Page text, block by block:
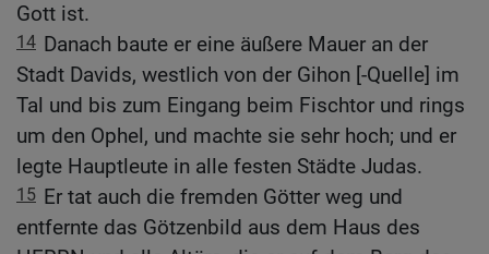
Gott ist.
14 Danach baute er eine äußere Mauer an der
Stadt Davids, westlich von der Gihon [-Quelle] im
Tal und bis zum Eingang beim Fischtor und rings
um den Ophel, und machte sie sehr hoch; und er
legte Hauptleute in alle festen Städte Judas.
15 Er tat auch die fremden Götter weg und
entfernte das Götzenbild aus dem Haus des